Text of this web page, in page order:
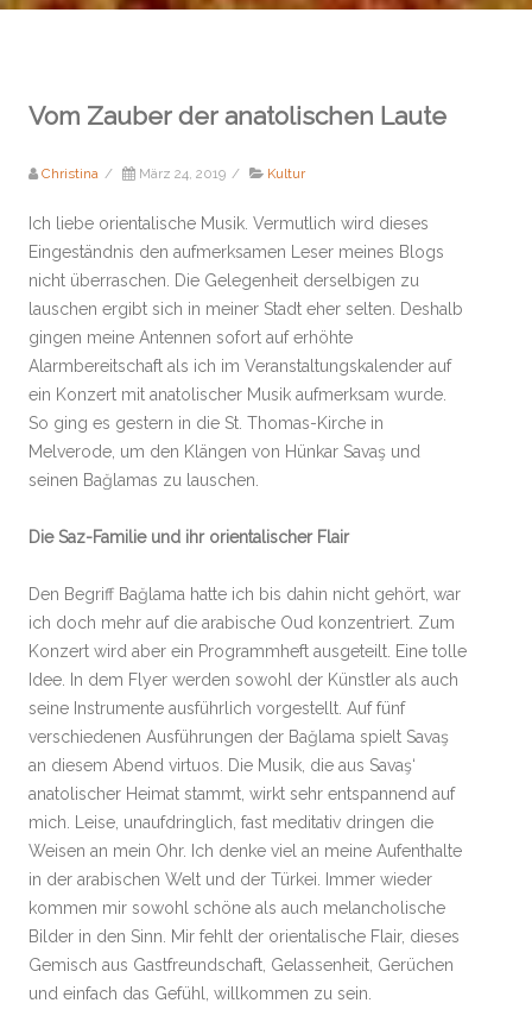
Vom Zauber der anatolischen Laute
Christina / März 24, 2019 / Kultur
Ich liebe orientalische Musik. Vermutlich wird dieses
Eingeständnis den aufmerksamen Leser meines Blogs
nicht überraschen. Die Gelegenheit derselbigen zu
lauschen ergibt sich in meiner Stadt eher selten. Deshalb
gingen meine Antennen sofort auf erhöhte
Alarmbereitschaft als ich im Veranstaltungskalender auf
ein Konzert mit anatolischer Musik aufmerksam wurde.
So ging es gestern in die St. Thomas-Kirche in
Melverode, um den Klängen von Hünkar Savaş und
seinen Bağlamas zu lauschen.
Die Saz-Familie und ihr orientalischer Flair
Den Begriff Bağlama hatte ich bis dahin nicht gehört, war
ich doch mehr auf die arabische Oud konzentriert. Zum
Konzert wird aber ein Programmheft ausgeteilt. Eine tolle
Idee. In dem Flyer werden sowohl der Künstler als auch
seine Instrumente ausführlich vorgestellt. Auf fünf
verschiedenen Ausführungen der Bağlama spielt Savaş
an diesem Abend virtuos. Die Musik, die aus Savaş‘
anatolischer Heimat stammt, wirkt sehr entspannend auf
mich. Leise, unaufdringlich, fast meditativ dringen die
Weisen an mein Ohr. Ich denke viel an meine Aufenthalte
in der arabischen Welt und der Türkei. Immer wieder
kommen mir sowohl schöne als auch melancholische
Bilder in den Sinn. Mir fehlt der orientalische Flair, dieses
Gemisch aus Gastfreundschaft, Gelassenheit, Gerüchen
und einfach das Gefühl, willkommen zu sein.